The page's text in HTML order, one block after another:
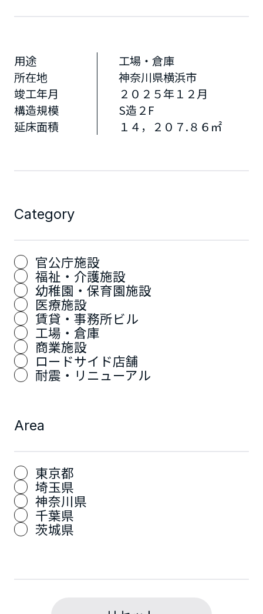
用途
工場・倉庫
所在地
神奈川県横浜市
竣工年月
２０２５年１２月
構造規模
S造２F
延床面積
１４，２０７.８６㎡
Category
官公庁施設
福祉・介護施設
幼稚園・保育園施設
医療施設
賃貸・事務所ビル
工場・倉庫
商業施設
ロードサイド店舗
耐震・リニューアル
Area
東京都
埼玉県
神奈川県
千葉県
茨城県